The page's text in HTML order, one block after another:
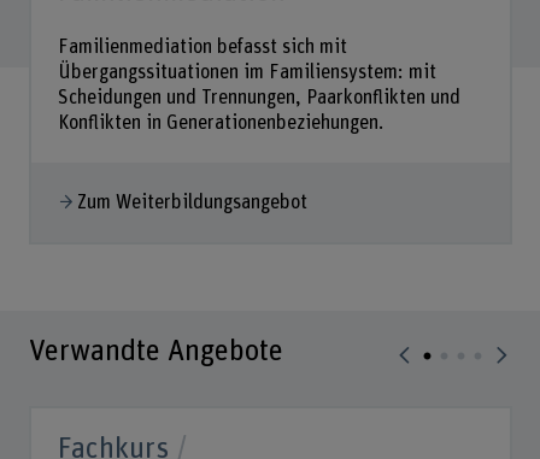
Familienmediation befasst sich mit
Übergangssituationen im Familiensystem: mit
Scheidungen und Trennungen, Paarkonflikten und
Konflikten in Generationenbeziehungen.
Zum Weiterbildungsangebot
Verwandte Angebote
Fachkurs